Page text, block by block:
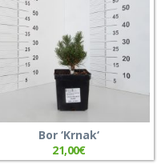
Bor ‘Krnak‘
21,00€